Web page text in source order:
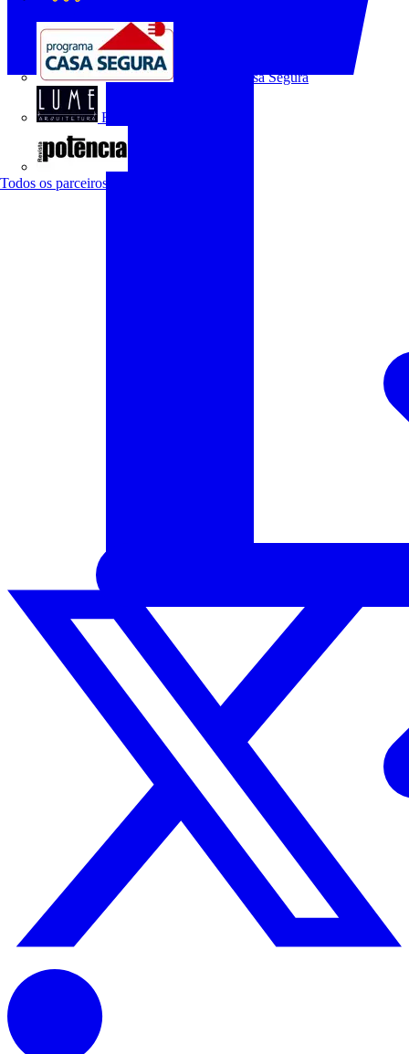
Programa Casa Segura
Revista Lume Arquitetura
Todos os parceiros